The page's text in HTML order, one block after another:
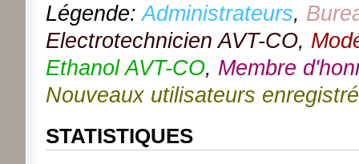
Légende:Administrateurs,
Electrotechnicien AVT-CO,
Ethanol AVT-CO, Membre
Nouveaux utilisateurs
STATISTIQUES